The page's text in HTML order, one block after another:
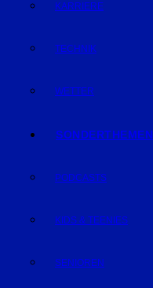
KARRIERE
TECHNIK
WETTER
SONDERTHEMEN
PODCASTS
KIDS & TEENIES
SENIOREN